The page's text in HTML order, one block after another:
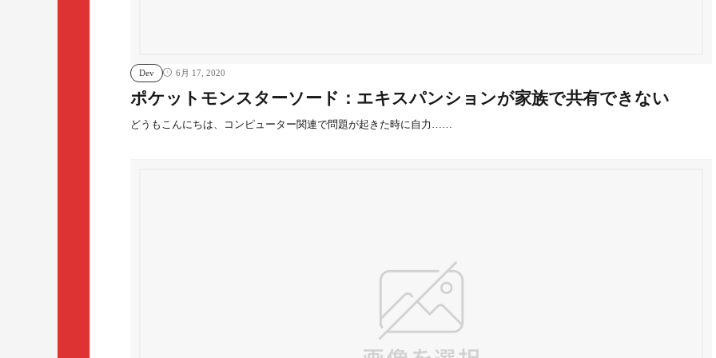
Dev 6月 17, 2020
ポケットモンスターソード：エキスパンションが家族で共有できない
どうもこんにちは、コンピューター関連で問題が起きた時に自力……